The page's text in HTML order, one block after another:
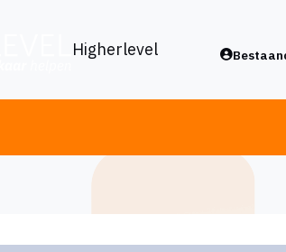
Higherlevel